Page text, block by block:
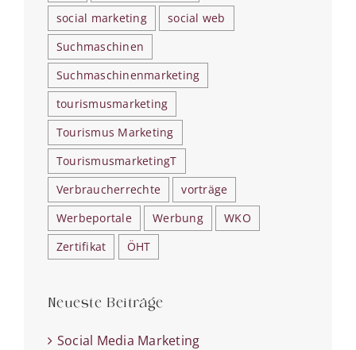
social marketing
social web
Suchmaschinen
Suchmaschinenmarketing
tourismusmarketing
Tourismus Marketing
TourismusmarketingT
Verbraucherrechte
vorträge
Werbeportale
Werbung
WKO
Zertifikat
ÖHT
Neueste Beiträge
Social Media Marketing